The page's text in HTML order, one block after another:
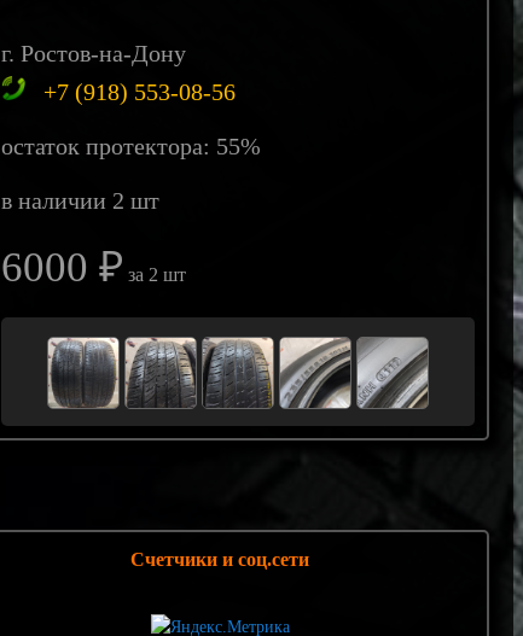
г. Ростов-на-Дону
+7 (918) 553-08-56
остаток протектора: 55%
в наличии 2 шт
6000 ₽ за 2 шт
Счетчики и соц.сети